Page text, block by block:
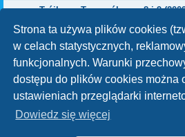
Strona ta używa plików cookies
w celach statystycznych,
funkcjonalnych. Warunki
dostępu do plików cookies można
ustawieniach przeglądarki
Dowiedz się więcej
Trójkowy Top ogólny nr 8 i 9
w Poszukiwana, poszukiwany!
Znaleziono 709 wyników Strona 1